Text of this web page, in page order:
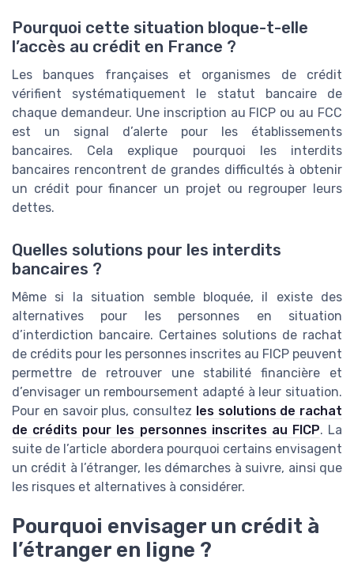
Pourquoi cette situation bloque-t-elle
l’accès au crédit en France ?
Les banques françaises et organismes de crédit
vérifient systématiquement le statut bancaire de
chaque demandeur. Une inscription au FICP ou au FCC
est un signal d’alerte pour les établissements
bancaires. Cela explique pourquoi les interdits
bancaires rencontrent de grandes difficultés à obtenir
un crédit pour financer un projet ou regrouper leurs
dettes.
Quelles solutions pour les interdits
bancaires ?
Même si la situation semble bloquée, il existe des
alternatives pour les personnes en situation
d’interdiction bancaire. Certaines solutions de rachat
de crédits pour les personnes inscrites au FICP peuvent
permettre de retrouver une stabilité financière et
d’envisager un remboursement adapté à leur situation.
Pour en savoir plus, consultez les solutions de rachat
de crédits pour les personnes inscrites au FICP. La
suite de l’article abordera pourquoi certains envisagent
un crédit à l’étranger, les démarches à suivre, ainsi que
les risques et alternatives à considérer.
Pourquoi envisager un crédit à
l’étranger en ligne ?